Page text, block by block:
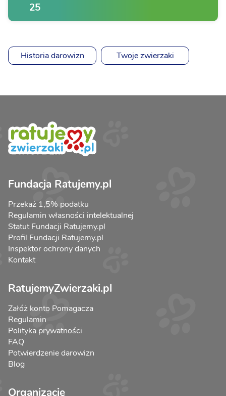
25
Historia darowizn Twoje zwierzaki
Fundacja Ratujemy.pl
Przekaż 1,5% podatku
Regulamin własności intelektualnej
Statut Fundacji Ratujemy.pl
Profil Fundacji Ratujemy.pl
Inspektor ochrony danych
Kontakt
RatujemyZwierzaki.pl
Załóż konto Pomagacza
Regulamin
Polityka prywatności
FAQ
Potwierdzenie darowizn
Blog
Organizacje